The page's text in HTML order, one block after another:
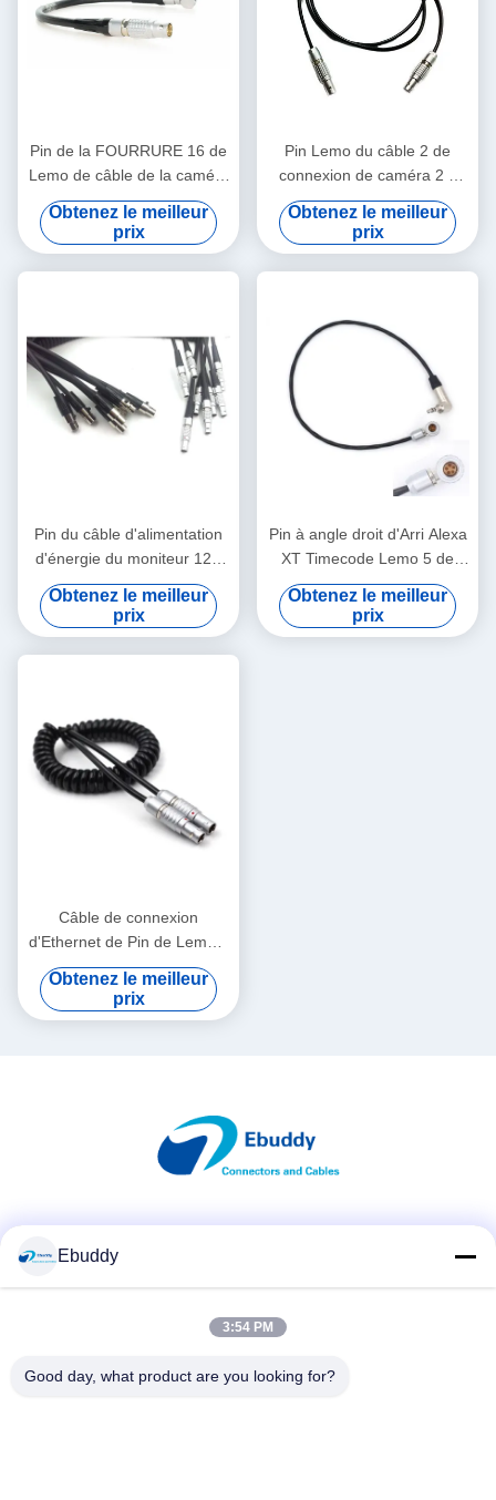
Pin de la FOURRURE 16 de
Lemo de câble de la caméra
EVF d'Arri Alexa au câble de
viseur de Pin de FGG 16
Obtenez le meilleur
prix
Pin Lemo du câble 2 de
connexion de caméra 2 à
Pin Lemo pour un boulon de
Teradek
Obtenez le meilleur
prix
Pin du câble d'alimentation
d'énergie du moniteur 12V
d'Arri 2 Lemo Alexa 4 au fil
de logique de Pin XLR TV
Obtenez le meilleur
prix
Pin à angle droit d'Arri Alexa
XT Timecode Lemo 5 de
câble de connexion de
caméra à Jack 3.5mm
Obtenez le meilleur
prix
Câble de connexion
d'Ethernet de Pin de Lemo 2
à de ressort de 2 bornes
pour le foyer de radio
d'Alexa
Obtenez le meilleur
prix
Contactez rapidement
Télégramme
Ebuddy
3:54 PM
Good day, what product are you looking for?